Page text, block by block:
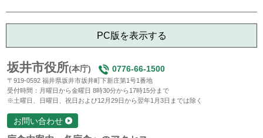
PC版を表示する
坂井市役所(本庁) 0776-66-1500
〒919-0592 福井県坂井市坂井町下新庄第1号1番地
受付時間：月曜日から金曜日 8時30分から17時15分まで
※土曜日、日曜日、祝日および12月29日から翌年1月3日までは除く
お問い合わせ